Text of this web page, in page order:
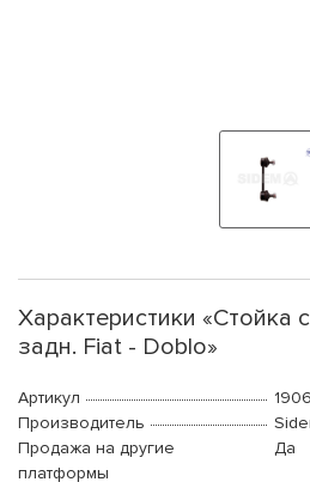
Характеристики «Стойка
задн. Fiat - Doblo»
Артикул
Производитель
Продажа на другие
платформы
Да